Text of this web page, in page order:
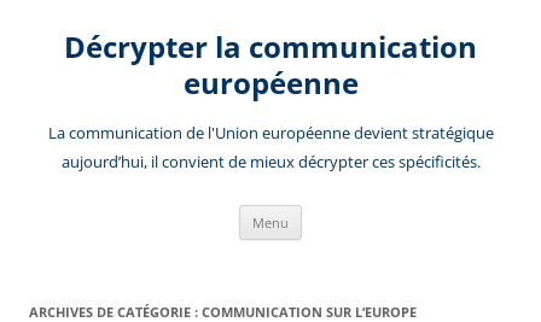
contenuDécrypter la communication
européenne
La communication de l'Union européenne devient stratégique
aujourd’hui, il convient de mieux décrypter ces spécificités.
Menu
ARCHIVES DE CATÉGORIE : COMMUNICATION SUR L’EUROPE